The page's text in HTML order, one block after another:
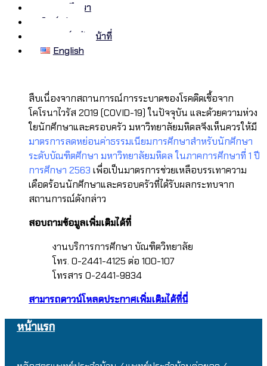
ทุนการศึกษา
ศิษย์เก่า
อาจารย์/เจ้าหน้าที่
English
สืบเนื่องจากสถานการณ์การระบาดของโรคติดเชื้อจาก
โคโรนาไวรัส 2019 (COVID-19) ในปัจจุบัน และด้วยความห่วง
ใยนักศึกษาและครอบครัว มหาวิทยาลัยมหิดลจึงเห็นควรให้มี
มาตรการลดหย่อนค่าธรรมเนียมการศึกษาสำหรับนักศึกษา
ระดับบัณฑิตศึกษา มหาวิทยาลัยมหิดล ในภาคการศึกษาที่ 1 ปี
การศึกษา 2563 เพื่อเป็นมาตรการช่วยเหลือบรรเทาความ
เดือดร้อนนักศึกษาและครอบครัวที่ได้รับผลกระทบจาก
สถานการณ์ดังกล่าว
สอบถามข้อมูลเพิ่มเติมได้ที่
งานบริการการศึกษา บัณฑิตวิทยาลัย
โทร. 0-2441-4125 ต่อ 100-107
โทรสาร 0-2441-9834
สามารถดาวน์โหลดประกาศเพิ่มเติมได้ที่นี่
หน้าแรก